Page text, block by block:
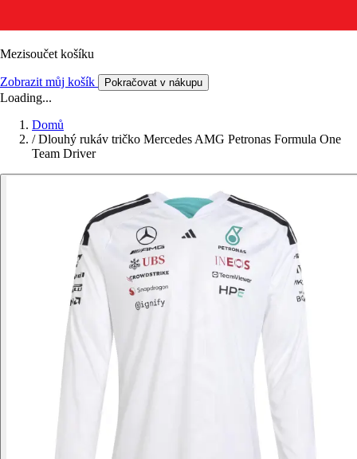
Mezisoučet košíku
Zobrazit můj košík Pokračovat v nákupu
Loading...
Domů
/ Dlouhý rukáv tričko Mercedes AMG Petronas Formula One
Team Driver